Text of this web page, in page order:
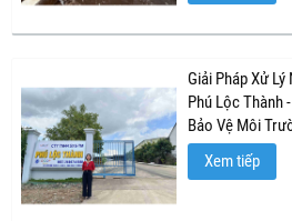
Giải Pháp Xử
Phú Lộc Thành
Bảo Vệ Môi
Xem tiếp